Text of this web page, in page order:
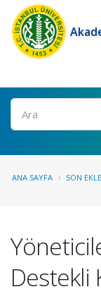
Ara
ANA SAYFA SON
Destekli